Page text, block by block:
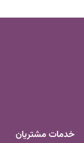
خدمات مشتریان